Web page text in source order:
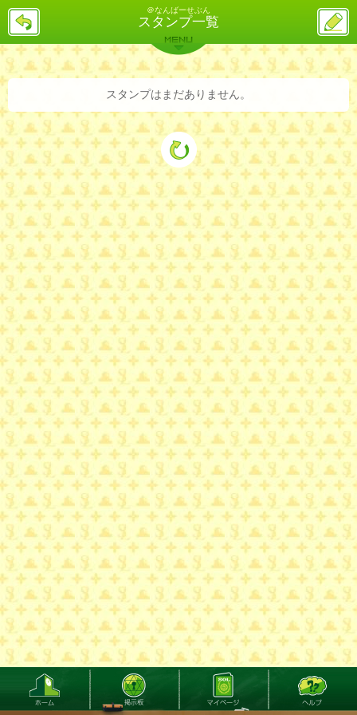
＠なんばーせぶん
スタンプ一覧
戻
ス
投
稿
バックナンバー 詳細検索 ランキング
MENU
スタンプはまだありません。